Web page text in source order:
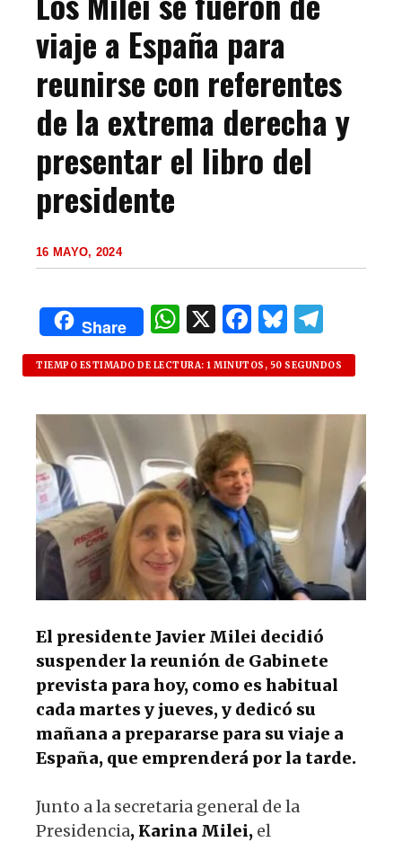
viaje a España para
reunirse con referentes
de la extrema derecha y
presentar el libro del
presidente
16 MAYO, 2024
Share
W
h
at
s
A
p
p
X F
a
c
e
b
o
o
k
B
lu
es
k
el
e
g
ra
m
TIEMPO ESTIMADO DE LECTURA: 1 MINUTOS, 50 SEGUNDOS
El presidente Javier Milei decidió
suspender la reunión de Gabinete
prevista para hoy, como es habitual
cada martes y jueves, y dedicó su
mañana a prepararse para su viaje a
España, que emprenderá por la tarde.
Junto a la secretaria general de la
Presidencia, Karina Milei, el